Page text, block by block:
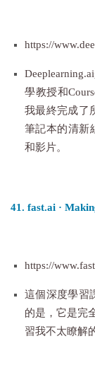
https://
學教授和
我最終完成了
筆記本的清新
和影片。
41. fast.ai ·
https://
這個深度學習
的是，它是完
習我不太瞭解